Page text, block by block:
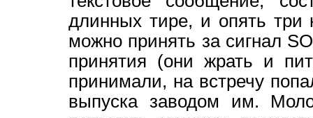
длинных тире, и опять три
можно принять за сигнал
принятия (они жрать и
принимали, на встречу
выпуска заводом им.